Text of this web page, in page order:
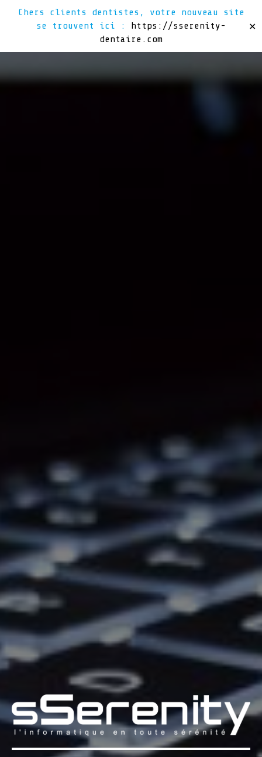
Chers clients dentistes, votre nouveau site
se trouvent ici : https://sserenity-
dentaire.com
✕